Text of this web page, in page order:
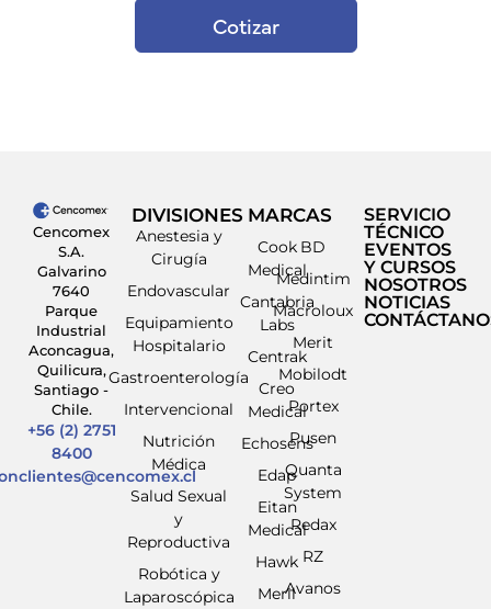
Cotizar
Cencomex
S.A.
Galvarino
7640
Parque
Industrial
Aconcagua,
Quilicura,
Santiago -
Chile.
+56 (2) 2751
8400
DIVISIONES
Anestesia y
Cirugía
Endovascular
Equipamiento
Hospitalario
Gastroenterología
Intervencional
Nutrición
Médica
Salud Sexual
y
Reproductiva
Robótica y
Laparoscópica
MARCAS
Cook
Medical
Cantabria
Labs
Centrak
Creo
Medical
Echosens
Edap
Eitan
Medical
Hawk
Meril
BD
Medintim
Macroloux
Merit
Mobilodt
Portex
Pusen
Quanta
System
Redax
RZ
Avanos
SERVICIO
TÉCNICO
EVENTOS
Y CURSOS
NOSOTROS
NOTICIAS